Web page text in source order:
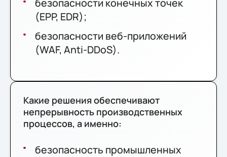
безопасности конечных точек
(EPP, EDR);
безопасности веб-приложений
(WAF, Anti-DDoS).
Какие решения обеспечивают
непрерывность производственных
процессов, а именно:
безопасность промышленных